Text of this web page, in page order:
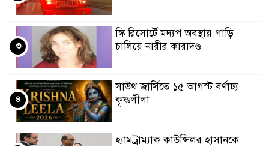
স্কি রিসোর্টে মদ্যপ অবস্থায় গাড়ি
চালিয়ে নারীর কারাদণ্ড
৩
সাউথ জার্সিতে ১৫ আগস্ট বর্ণাঢ্য
কৃষ্ণলীলা
৪
হ্যামট্রাম্যাক কাউন্সিলর হাসানকে